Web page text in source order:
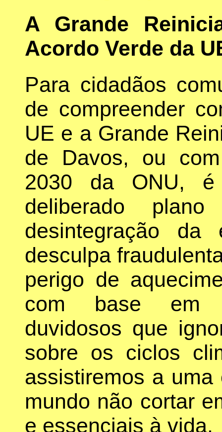
A Grande
Acordo Verde da
Para cidadãos
de compreender
UE e a Grande
de Davos, ou
2030 da ONU,
deliberado
desintegração da
desculpa
perigo de
com base em
duvidosos que
sobre os ciclos
assistiremos a
mundo não cortar
e essenciais à vida.